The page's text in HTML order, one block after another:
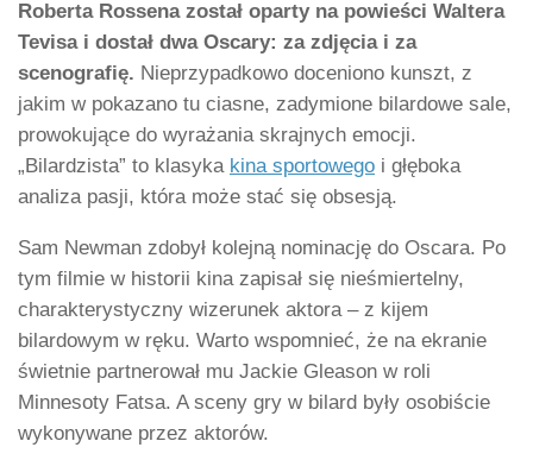
Roberta Rossena został oparty na powieści Waltera
Tevisa i dostał dwa Oscary: za zdjęcia i za
scenografię. Nieprzypadkowo doceniono kunszt, z
jakim w pokazano tu ciasne, zadymione bilardowe sale,
prowokujące do wyrażania skrajnych emocji.
„Bilardzista” to klasyka kina sportowego i głęboka
analiza pasji, która może stać się obsesją.
Sam Newman zdobył kolejną nominację do Oscara. Po
tym filmie w historii kina zapisał się nieśmiertelny,
charakterystyczny wizerunek aktora – z kijem
bilardowym w ręku. Warto wspomnieć, że na ekranie
świetnie partnerował mu Jackie Gleason w roli
Minnesoty Fatsa. A sceny gry w bilard były osobiście
wykonywane przez aktorów.